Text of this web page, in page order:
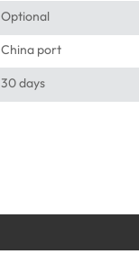
Optional
China port
30 days